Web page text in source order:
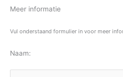
Meer informatie
Vul onderstaand formulier in voor meer
Naam: